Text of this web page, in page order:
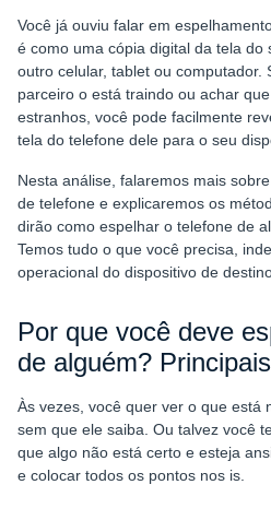
Você já ouviu falar em
é como uma cópia digital da tela do
outro celular, tablet ou computador.
parceiro o está traindo ou achar
estranhos, você pode facilmente
tela do telefone dele para o seu
Nesta análise, falaremos mais
de telefone e explicaremos os
dirão como espelhar o telefone de
Temos tudo o que você precisa,
operacional do dispositivo de
Por que você deve
de alguém?
Às vezes, você quer ver o que está
sem que ele saiba. Ou talvez você
que algo não está certo e esteja
e colocar todos os pontos nos is.